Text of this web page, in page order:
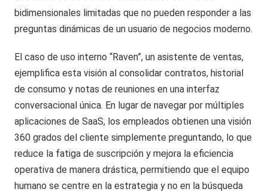
bidimensionales limitadas que no pueden responder a las
preguntas dinámicas de un usuario de negocios moderno.
El caso de uso interno “Raven”, un asistente de ventas,
ejemplifica esta visión al consolidar contratos, historial
de consumo y notas de reuniones en una interfaz
conversacional única. En lugar de navegar por múltiples
aplicaciones de SaaS, los empleados obtienen una visión
360 grados del cliente simplemente preguntando, lo que
reduce la fatiga de suscripción y mejora la eficiencia
operativa de manera drástica, permitiendo que el equipo
humano se centre en la estrategia y no en la búsqueda